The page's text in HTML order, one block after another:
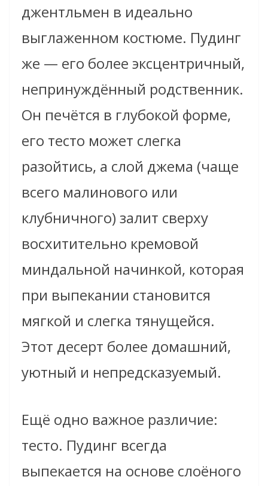
джентльмен в идеально
выглаженном костюме. Пудинг
же — его более эксцентричный,
непринуждённый родственник.
Он печётся в глубокой форме,
его тесто может слегка
разойтись, а слой джема (чаще
всего малинового или
клубничного) залит сверху
восхитительно кремовой
миндальной начинкой, которая
при выпекании становится
мягкой и слегка тянущейся.
Этот десерт более домашний,
уютный и непредсказуемый.
Ещё одно важное различие:
тесто. Пудинг всегда
выпекается на основе слоёного